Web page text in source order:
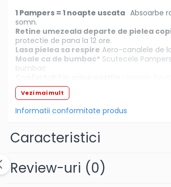
Tampoane pentru San
Set Ingrijire Bebelusi
Arme de jucarie
Ateliere si bancuri de lucru
Carucioare papusi si accesorii
Casute de papusi si mobilier
Elicoptere, avioane si nave de
Figurine
1 Pampers = 1 noapte uscata Absoarbe
somn.
Retine umezeala departe de pielea
protectie de pana la 12 ore.
Lasa pielea sa respire Aero-canalele de
Moale ca de bumbac* Scutecele
bumbac
Vezi mai mult
Informatii conformitate produs
Caracteristici
Review-uri (0)